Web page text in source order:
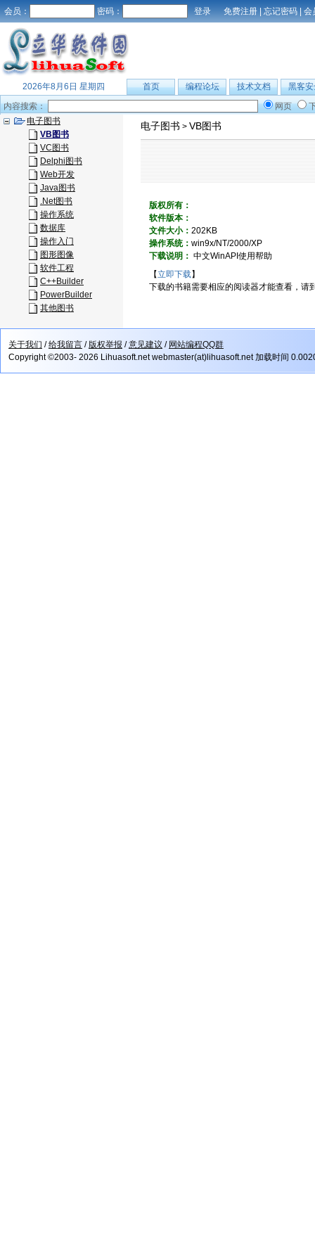
会员： 密码： 免费注册 | 忘记密码 | 会
2026年8月6日 星期四 首页 编程论坛 技术文档
黑客安
内容搜索：
网页
电子图书
VB图书
VC图书
Delphi图书
Web开发
Java图书
.Net图书
操作系统
数据库
操作入门
图形图像
软件工程
C++Builder
PowerBuilder
其他图书
电子图书 > VB图书
版权所有：
软件版本：
文件大小： 202KB
操作系统： win9x/NT/2000/XP
下载说明： 中文WinAPI使用帮助
【立即下载】
下载的书籍需要相应的阅读器才能查看，
关于我们 /给我留言 /版权举报 /意见建议 / 网站编程QQ群
Copyright ©2003- 2026 Lihuasoft.net webmaster(at)lihuasoft.net 加载时间